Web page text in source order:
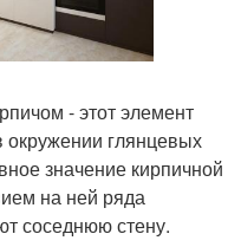
- этот элемент
глянцевых
значение кирпичной
на ней ряда
соседнюю стену.